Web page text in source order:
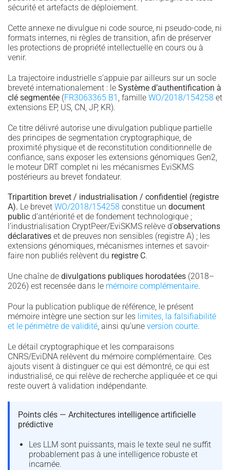
sécurité et artefacts de déploiement.
Cette annexe ne divulgue ni code source, ni pseudo-code, ni
formats internes, ni règles de transition, afin de préserver
les protections de propriété intellectuelle en cours ou à
venir.
La trajectoire industrielle s’appuie par ailleurs sur un socle
breveté internationalement : le Système d’authentification à
clé segmentée (FR3063365 B1 , famille WO/2018/154258 et
extensions EP, US, CN, JP, KR).
Ce titre délivré autorise une divulgation publique partielle
des principes de segmentation cryptographique, de
proximité physique et de reconstitution conditionnelle de
confiance, sans exposer les extensions génomiques Gen2,
le moteur DRT complet ni les mécanismes EviSKMS
postérieurs au brevet fondateur.
Tripartition brevet / industrialisation / confidentiel (registre
A). Le brevet WO/2018/154258 constitue un document
public d’antériorité et de fondement technologique ;
l’industrialisation CryptPeer/EviSKMS relève d’observations
déclaratives et de preuves non sensibles (registre A) ; les
extensions génomiques, mécanismes internes et savoir-
faire non publiés relèvent du registre C.
Une chaîne de divulgations publiques horodatées (2018–
2026) est recensée dans le mémoire complémentaire.
Pour la publication publique de référence, le présent
mémoire intègre une section sur les limites, la falsifiabilité
et le périmètre de validité, ainsi qu’une version courte.
Le détail cryptographique et les comparaisons
CNRS/EviDNA relèvent du mémoire complémentaire. Ces
ajouts visent à distinguer ce qui est démontré, ce qui est
industrialisé, ce qui relève de recherche appliquée et ce qui
reste ouvert à validation indépendante.
Points clés — Architectures intelligence artificielle
prédictive
Les LLM sont puissants, mais le texte seul ne suffit
probablement pas à une intelligence robuste et
incarnée.